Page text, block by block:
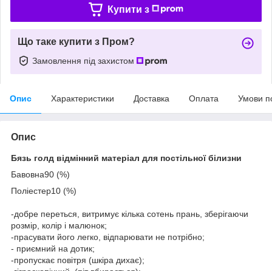
Купити з
Що таке купити з Пром?
Замовлення під захистом
Опис Характеристики Доставка Оплата Умови
Опис
Бязь голд відмінний матеріал для постільної білизни
Бавовна90 (%)
Поліестер10 (%)
-добре переться, витримує кілька сотень прань, зберігаючи
розмір, колір і малюнок;
-прасувати його легко, відпарювати не потрібно;
- приємний на дотик;
-пропускає повітря (шкіра дихає);